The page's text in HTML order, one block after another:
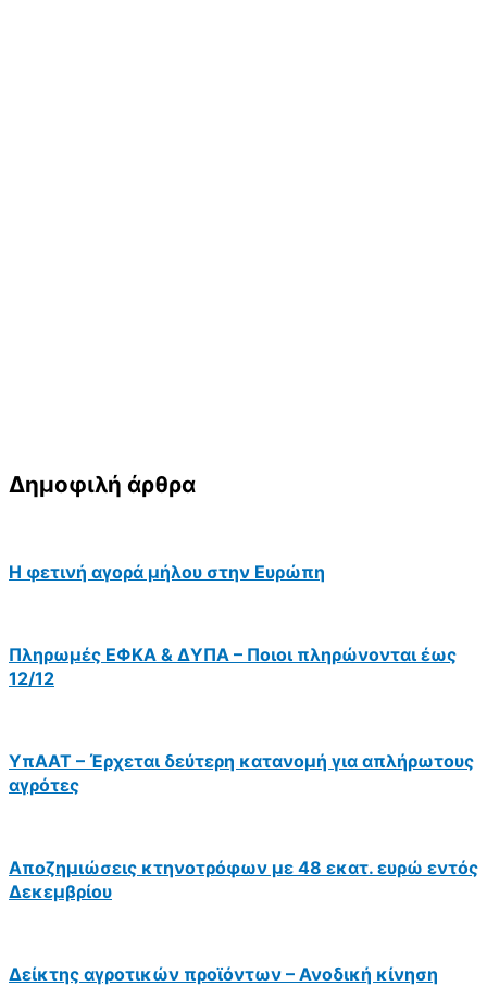
Δημοφιλή άρθρα
Η φετινή αγορά μήλου στην Ευρώπη
Πληρωμές ΕΦΚΑ & ΔΥΠΑ – Ποιοι πληρώνονται έως
12/12
ΥπΑΑΤ – Έρχεται δεύτερη κατανομή για απλήρωτους
αγρότες
Αποζημιώσεις κτηνοτρόφων με 48 εκατ. ευρώ εντός
Δεκεμβρίου
Δείκτης αγροτικών προϊόντων – Ανοδική κίνηση